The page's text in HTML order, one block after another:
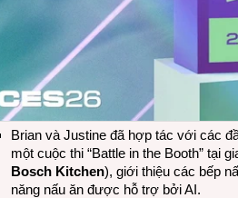
Brian và Justine đã hợp tác với các
một cuộc thi “Battle in the Booth” tại
Bosch Kitchen), giới thiệu các bếp
năng nấu ăn được hỗ trợ bởi AI.